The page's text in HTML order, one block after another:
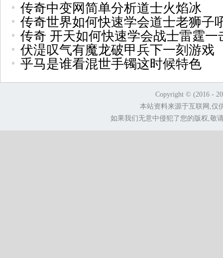
传奇中变网简单分析道士火焰冰
传奇世界如何快速学会道士老狮子
传奇 开天如何快速学会战士雷霆一
伏湜叹气有魔龙破甲兵下一刻游戏
乎马是谁看混世手镯这时候特色
Copyright © (2016 -
本站资料来源于互联网,仅
如果我们无意中侵犯了您的版权,敬